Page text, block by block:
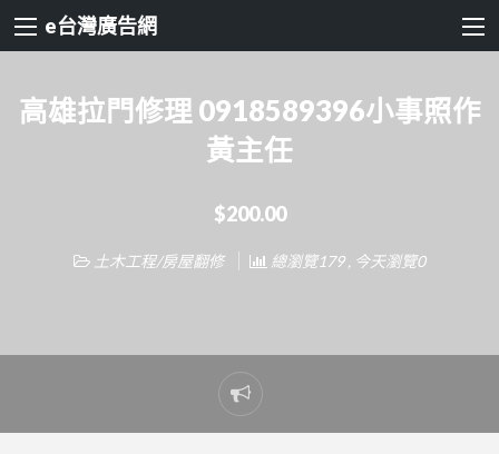
e台灣廣告網
高雄拉門修理 0918589396小事照作
黃主任
$200.00
土木工程/房屋翻修 總瀏覽179 , 今天瀏覽0
Report
problem